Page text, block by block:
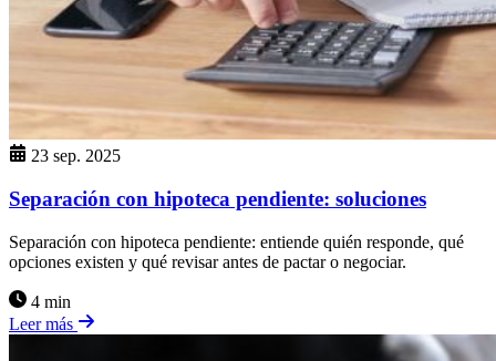
23 sep. 2025
Separación con hipoteca pendiente: soluciones
Separación con hipoteca pendiente: entiende quién responde, qué
opciones existen y qué revisar antes de pactar o negociar.
4 min
Leer más